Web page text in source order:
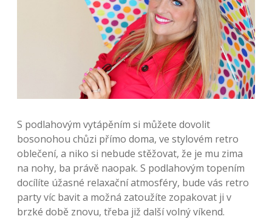
S podlahovým vytápěním si můžete dovolit
bosonohou chůzi přímo doma, ve stylovém retro
oblečení, a niko si nebude stěžovat, že je mu zima
na nohy, ba právě naopak. S podlahovým topením
docílíte úžasné relaxační atmosféry, bude vás retro
party víc bavit a možná zatoužíte zopakovat ji v
brzké době znovu, třeba již další volný víkend.